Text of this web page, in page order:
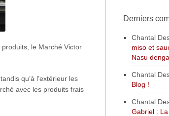
le Marché Victor
qu’à l’extérieur les
avec les produits frais
Derniers
Chantal
miso et
Nasu
Chantal
Blog !
Chantal
Gabriel :